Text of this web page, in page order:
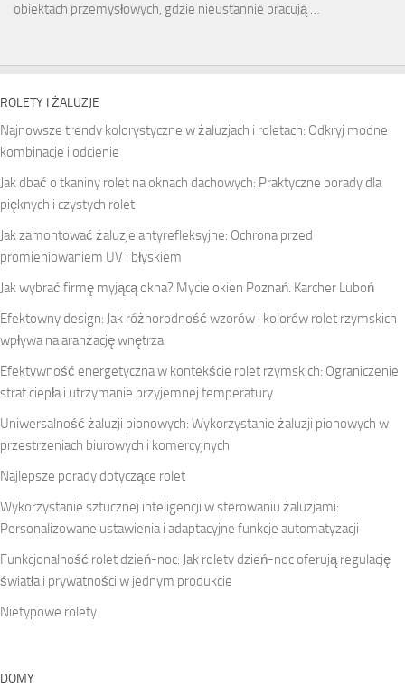
obiektach przemysłowych, gdzie nieustannie pracują …
ROLETY I ŻALUZJE
Najnowsze trendy kolorystyczne w żaluzjach i roletach: Odkryj modne
kombinacje i odcienie
Jak dbać o tkaniny rolet na oknach dachowych: Praktyczne porady dla
pięknych i czystych rolet
Jak zamontować żaluzje antyrefleksyjne: Ochrona przed
promieniowaniem UV i błyskiem
Jak wybrać firmę myjącą okna? Mycie okien Poznań. Karcher Luboń
Efektowny design: Jak różnorodność wzorów i kolorów rolet rzymskich
wpływa na aranżację wnętrza
Efektywność energetyczna w kontekście rolet rzymskich: Ograniczenie
strat ciepła i utrzymanie przyjemnej temperatury
Uniwersalność żaluzji pionowych: Wykorzystanie żaluzji pionowych w
przestrzeniach biurowych i komercyjnych
Najlepsze porady dotyczące rolet
Wykorzystanie sztucznej inteligencji w sterowaniu żaluzjami:
Personalizowane ustawienia i adaptacyjne funkcje automatyzacji
Funkcjonalność rolet dzień-noc: Jak rolety dzień-noc oferują regulację
światła i prywatności w jednym produkcie
Nietypowe rolety
DOMY